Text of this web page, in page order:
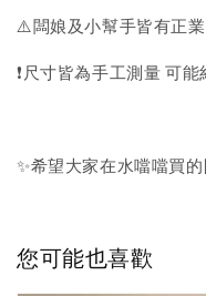
⚠️闆娘及小幫手皆有正
❗️尺寸皆為手工測量 可
✨希望大家在水噹噹買
您可能也喜歡